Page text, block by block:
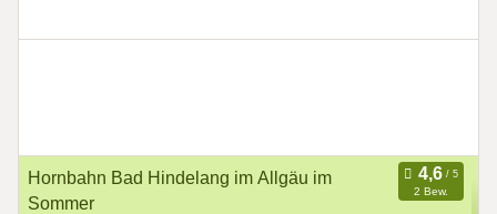
Hornbahn Bad Hindelang im Allgäu im
Sommer
2 Bew.